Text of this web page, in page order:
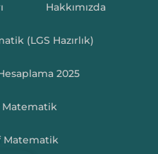
Hakkımızda
(LGS Hazırlık)
2025
Matematik
Matematik